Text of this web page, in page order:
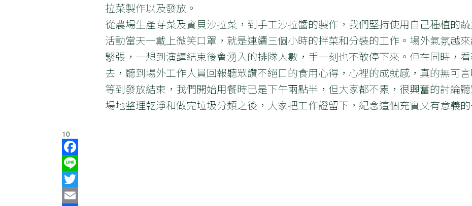
拉菜製作以及發放。
從農場生產芽菜及寶貝沙拉菜，到手工沙拉醬的製作，我們堅持使用自己種植的
活動當天一戴上微笑口罩，就是連續三個小時的拌菜和分裝的工作。場外氣氛越
緊張，一想到演講結束後會湧入的排隊人數，手一刻也不敢停下來。但在同時，
去，聽到場外工作人員回報聽眾讚不絕口的食用心得，心裡的成就感，真的無可言
等到發放結束，我們開始用餐時已是下午兩點半，但大家都不累，很興奮的討論
場地整理乾淨和做完垃圾分類之後，大家把工作證留下，紀念這個充實又有意義的
10
Facebook
Line
Twitter